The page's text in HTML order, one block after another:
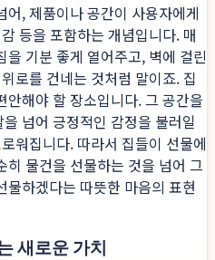
, 제품이나 공간이 사용자에게
등을 포함하는 개념입니다. 매
기분 좋게 열어주고, 벽에 걸린
로를 건네는 것처럼 말이죠. 집
해야 할 장소입니다. 그 공간을
넘어 긍정적인 감정을 불러일
워집니다. 따라서 집들이 선물에
히 물건을 선물하는 것을 넘어 그
하겠다는 따뜻한 마음의 표현
새로운 가치